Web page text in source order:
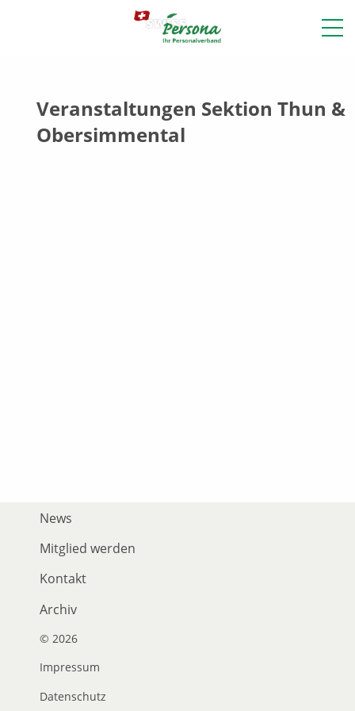
Veranstaltungen Sektion Thun &
Obersimmental
News
Mitglied werden
Kontakt
Archiv
© 2026
Impressum
Datenschutz